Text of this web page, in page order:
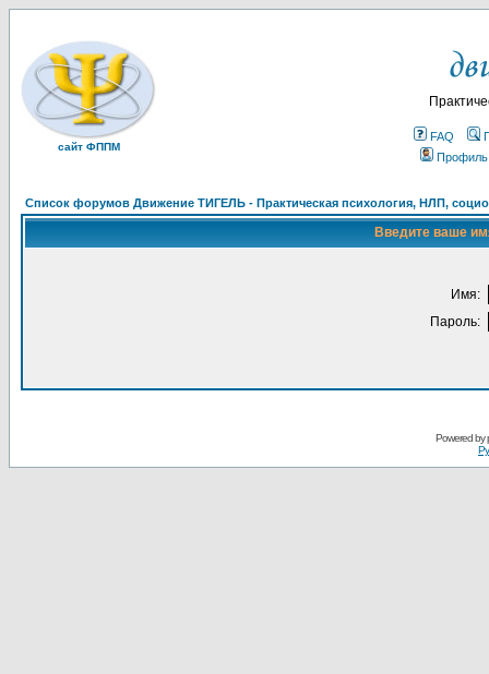
сайт ФППМ
FAQ
Профиль
Список форумов Движение ТИГЕЛЬ - Практическая психология, НЛП,
Введите ваше
Имя:
Пароль:
Powered by